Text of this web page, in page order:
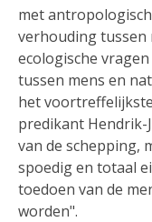
met
verhouding tussen
ecologische
tussen mens en
het
predikant Hendrik-
van de schepping,
spoedig en totaal
toedoen van de
worden".